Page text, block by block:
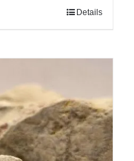
Details